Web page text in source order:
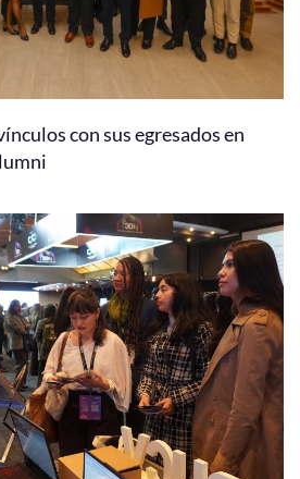
con sus egresados en